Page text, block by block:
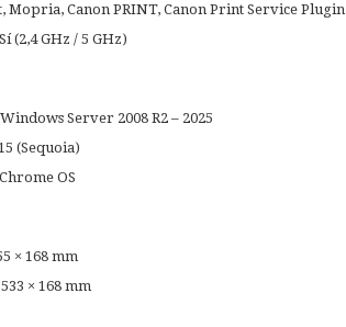
Canon PRINT, Canon Print Service Plugin
(2,4 GHz / 5 GHz)
Server 2008 R2 – 2025
(Sequoia)
OS
× 168 mm
× 168 mm